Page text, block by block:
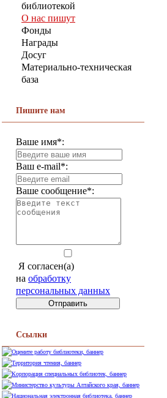
библиотекой
О нас пишут
Фонды
Награды
Досуг
Материально-техническая
база
Пишите нам
Ваше имя*:
Ваш e-mail*:
Ваше сообщение*:
Я согласен(а)
на обработку
персональных данных
Ссылки